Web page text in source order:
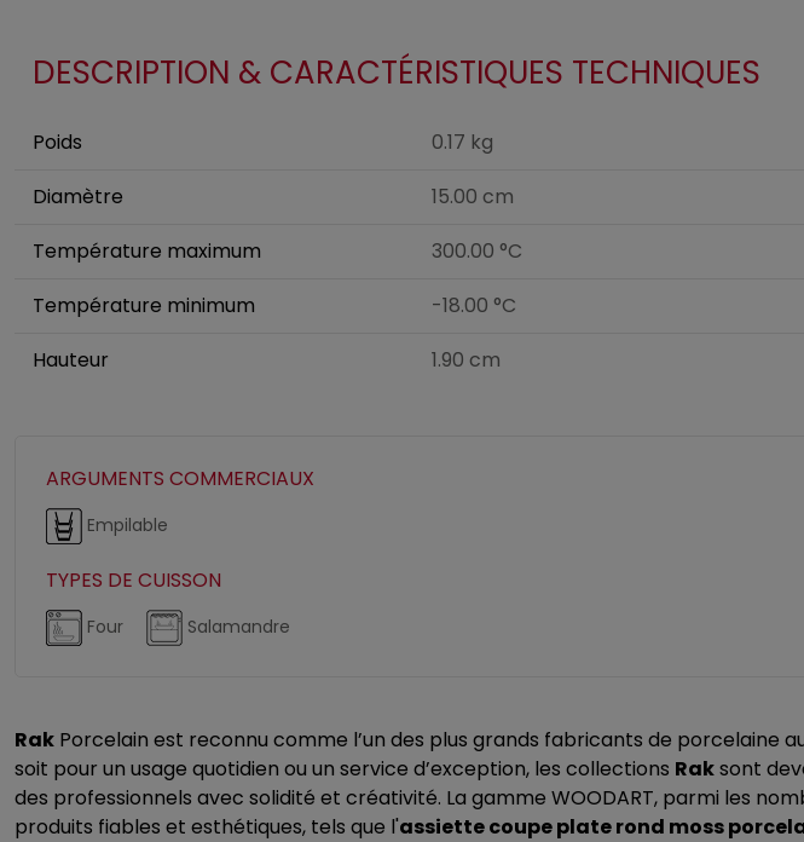
DESCRIPTION & CARACTÉRISTIQUES TECHNIQUES
Poids
0.17 kg
Diamètre
15.00 cm
Température maximum
300.00 °C
Température minimum
-18.00 °C
Hauteur
1.90 cm
ARGUMENTS COMMERCIAUX
Empilable
TYPES DE CUISSON
Four Salamandre
Rak Porcelain est reconnu comme l’un des plus grands fabricants de porcelaine
soit pour un usage quotidien ou un service d’exception, les collections Raksont
des professionnels avec solidité et créativité. La gamme WOODART, parmi les
produits fiables et esthétiques, tels que l'assiette coupe plate rond moss